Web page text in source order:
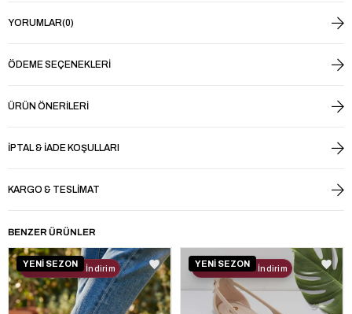
YORUMLAR(0)
ÖDEME SEÇENEKLERI
ÜRÜN ÖNERILERI
İPTAL & İADE KOŞULLARI
KARGO & TESLIMAT
BENZER ÜRÜNLER
YENİ SEZON
2. Ürüne %30 İndirim YENİ SEZON
2. Ürüne %30 İndirim